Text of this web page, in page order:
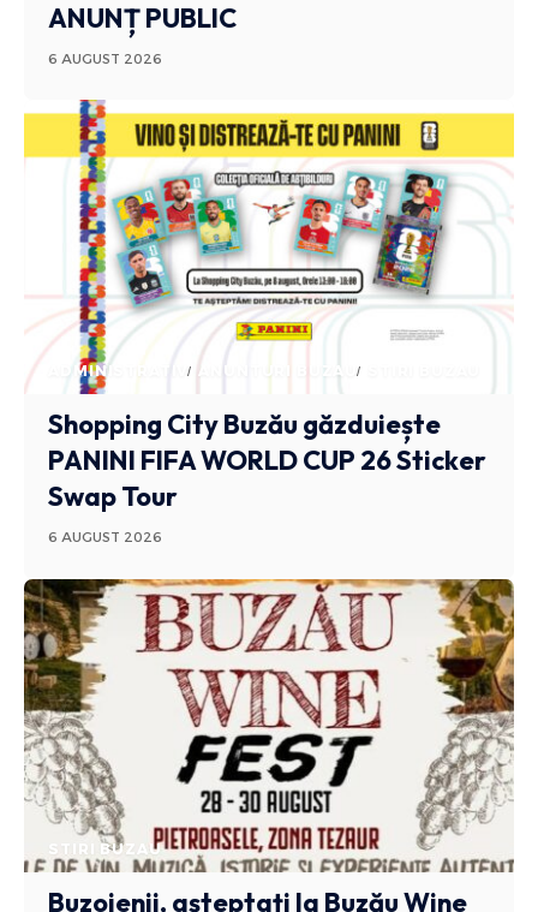
ANUNȚ PUBLIC
6 AUGUST 2026
ADMINISTRATIV ANUNTURI BUZAU
Shopping City Buzău găzduiește
PANINI FIFA WORLD CUP 26 Sticker
Swap Tour
6 AUGUST 2026
STIRI BUZAU
Buzoienii, așteptați la Buzău Wine